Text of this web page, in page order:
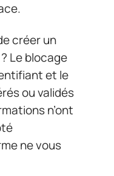
créer un
Le blocage
et le
ou validés
n’ont
ne vous